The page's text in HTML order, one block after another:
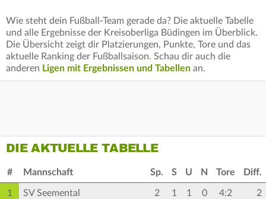
Wie steht dein Fußball-Team gerade da? Die aktuelle Tabelle
und alle Ergebnisse der Kreisoberliga Büdingen im Überblick.
Die Übersicht zeigt dir Platzierungen, Punkte, Tore und das
aktuelle Ranking der Fußballsaison. Schau dir auch die
anderen Ligen mit Ergebnissen und Tabellen an.
DIE AKTUELLE TABELLE
# Mannschaft Sp. S U N Tore Diff.
1 SV Seemental 2 1 1 0 4:2 2